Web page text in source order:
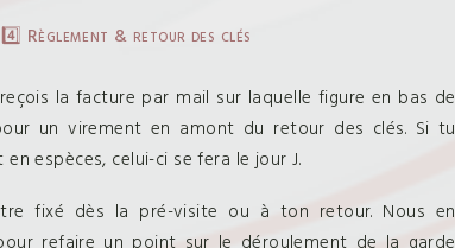
4️⃣ Règlement & retour des clés
la facture par mail sur laquelle figure en bas de
un virement en amont du retour des clés. Si tu
espèces, celui-ci se fera le jour J.
fixé dès la pré-visite ou à ton retour. Nous en